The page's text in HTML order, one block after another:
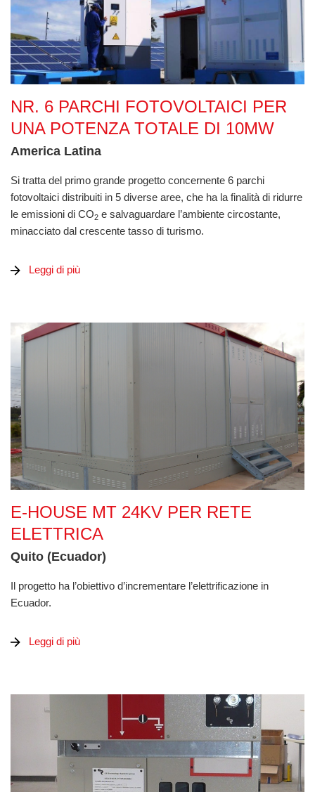
NR. 6 PARCHI FOTOVOLTAICI PER
UNA POTENZA TOTALE DI 10MW
America Latina
Si tratta del primo grande progetto concernente 6 parchi
fotovoltaici distribuiti in 5 diverse aree, che ha la finalità di ridurre
le emissioni di CO2 e salvaguardare l’ambiente circostante,
minacciato dal crescente tasso di turismo.
Leggi di più
E-HOUSE MT 24KV PER RETE
ELETTRICA
Quito (Ecuador)
Il progetto ha l’obiettivo d’incrementare l’elettrificazione in
Ecuador.
Leggi di più